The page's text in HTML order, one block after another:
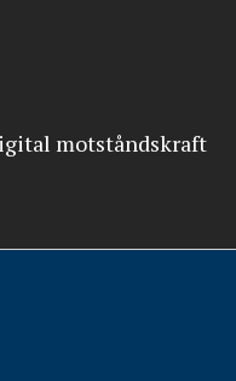
motståndskraft